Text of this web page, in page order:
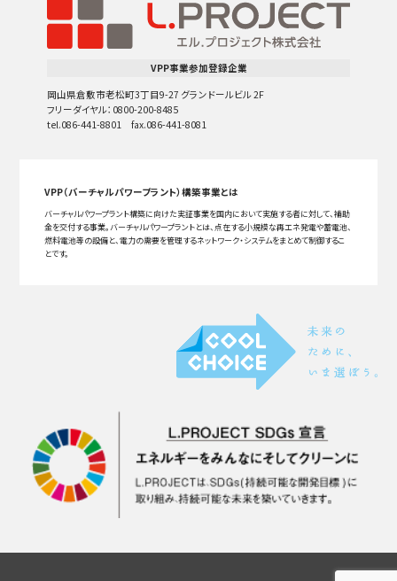
VPP事業参加登録企業
岡山県倉敷市老松町3丁目9-27 グランドールビル 2F
フリーダイヤル：0800-200-8485
tel.086-441-8801 fax.086-441-8081
VPP（バーチャルパワープラント）構築事業とは
バーチャルパワープラント構築に向けた実証事業を国内において実施する者に対して、補助
金を交付する事業。バーチャルパワープラントとは、点在する小規模な再エネ発電や蓄電池、
燃料電池等の設備と、電力の需要を管理するネットワーク・システムをまとめて制御するこ
とです。